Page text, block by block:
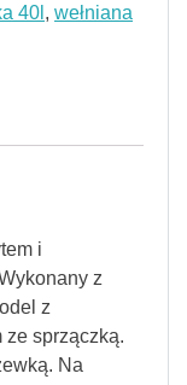
40l , wełniana
i
z
z
ze sprzączką.
Na